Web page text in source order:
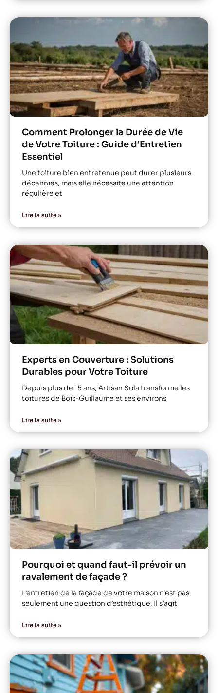
Comment Prolonger la Durée de Vie
de Votre Toiture : Guide d’Entretien
Essentiel
Une toiture bien entretenue peut durer plusieurs
décennies, mais elle nécessite une attention
régulière et
Lire la suite »
Experts en Couverture : Solutions
Durables pour Votre Toiture
Depuis plus de 15 ans, Artisan Sola transforme les
toitures de Bois-Guillaume et ses environs
Lire la suite »
Pourquoi et quand faut-il prévoir un
ravalement de façade ?
L’entretien de la façade de votre maison n’est pas
seulement une question d’esthétique. Il s’agit
Lire la suite »